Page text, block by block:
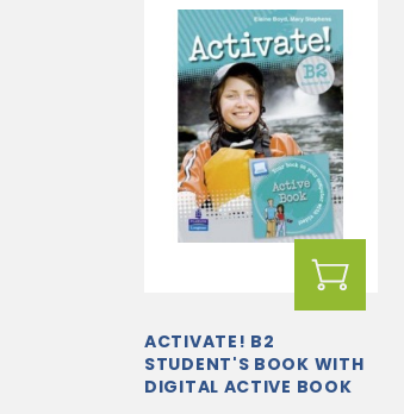
ACTIVATE! B2
STUDENT'S BOOK WITH
DIGITAL ACTIVE BOOK